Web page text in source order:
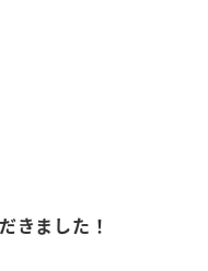
きました！